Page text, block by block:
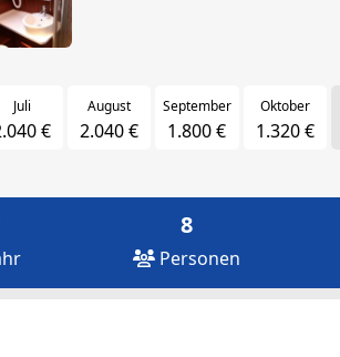
Juli
€
August
2.040 €
September
1.800 €
Oktober
1.320 €
8
Personen